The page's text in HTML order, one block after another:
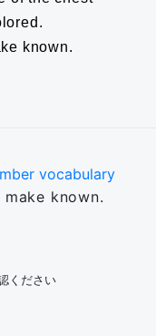
known.
vocabulary
known.
ください